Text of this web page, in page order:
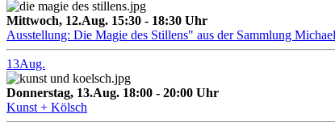
Mittwoch, 12.Aug. 15:30 - 18:30 Uhr
Ausstellung: Die Magie des Stillens" aus der Sammlung
13Aug.
Donnerstag, 13.Aug. 18:00 - 20:00 Uhr
Kunst + Kölsch